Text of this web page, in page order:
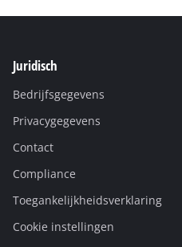
Juridisch
Bedrijfsgegevens
Privacygegevens
Contact
Compliance
Toegankelijkheidsverklaring
Cookie instellingen